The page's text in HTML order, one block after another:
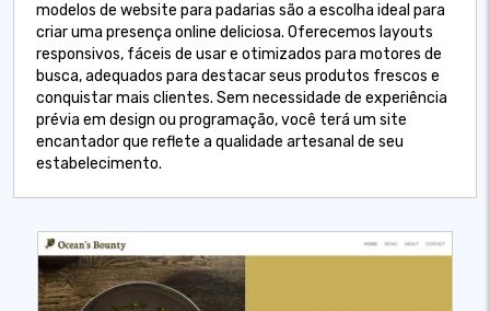
modelos de website para padarias são a escolha ideal para
criar uma presença online deliciosa. Oferecemos layouts
responsivos, fáceis de usar e otimizados para motores de
busca, adequados para destacar seus produtos frescos e
conquistar mais clientes. Sem necessidade de experiência
prévia em design ou programação, você terá um site
encantador que reflete a qualidade artesanal de seu
estabelecimento.